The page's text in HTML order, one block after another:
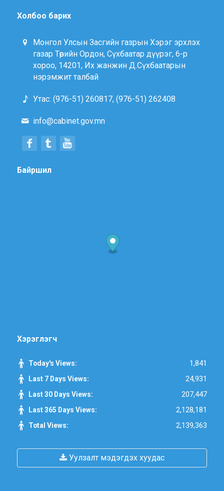
Холбоо барих
Монгол Улсын Засгийн газрын Хэрэг эрхлэх
газар Төрийн Ордон, Сүхбаатар дүүрэг, 6-р
хороо, 14201, Их жанжин Д.Сүхбаатарын
нэрэмжит талбай
Утас: (976-51) 260817, (976-51) 262408
info@cabinet.gov.mn
Байршил
Хэрэглэгч
Today's Views: 1,841
Last 7 Days Views: 24,931
Last 30 Days Views: 207,447
Last 365 Days Views: 2,128,181
Total Views: 2,139,363
Уулзалт мэдэгдэх хуудас